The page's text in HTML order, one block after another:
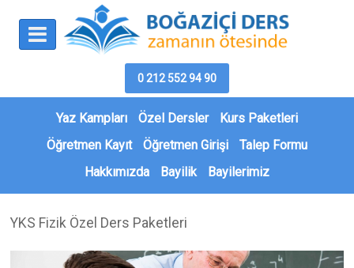
0 212 552 94 90
Yaz Kampları Özel Dersler
Kurs Paketleri
Öğretmen Kayıt
Öğretmen Girişi
Talep Formu
Hakkımızda
Bayilik Bayilerimiz
YKS Fizik Özel Ders Paketleri